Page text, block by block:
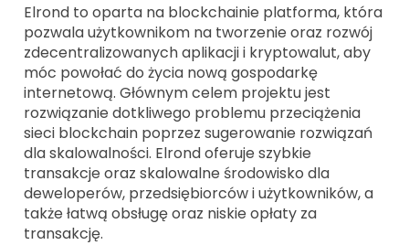
Elrond to oparta na blockchainie platforma, która
pozwala użytkownikom na tworzenie oraz rozwój
zdecentralizowanych aplikacji i kryptowalut, aby
móc powołać do życia nową gospodarkę
internetową. Głównym celem projektu jest
rozwiązanie dotkliwego problemu przeciążenia
sieci blockchain poprzez sugerowanie rozwiązań
dla skalowalności. Elrond oferuje szybkie
transakcje oraz skalowalne środowisko dla
deweloperów, przedsiębiorców i użytkowników, a
także łatwą obsługę oraz niskie opłaty za
transakcję.